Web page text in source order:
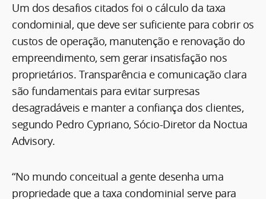
Um dos desafios citados foi o cálculo da taxa
condominial, que deve ser suficiente para cobrir os
custos de operação, manutenção e renovação do
empreendimento, sem gerar insatisfação nos
proprietários. Transparência e comunicação clara
são fundamentais para evitar surpresas
desagradáveis e manter a confiança dos clientes,
segundo Pedro Cypriano, Sócio-Diretor da Noctua
Advisory.
“No mundo conceitual a gente desenha uma
propriedade que a taxa condominial serve para